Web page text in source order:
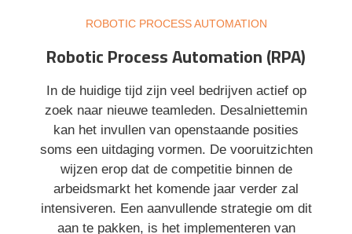
ROBOTIC PROCESS AUTOMATION
Robotic Process Automation (RPA)
In de huidige tijd zijn veel bedrijven actief op
zoek naar nieuwe teamleden. Desalniettemin
kan het invullen van openstaande posities
soms een uitdaging vormen. De vooruitzichten
wijzen erop dat de competitie binnen de
arbeidsmarkt het komende jaar verder zal
intensiveren. Een aanvullende strategie om dit
aan te pakken, is het implementeren van